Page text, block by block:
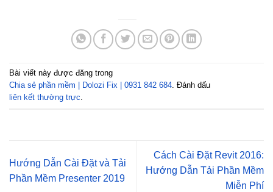
Bài viết này được đăng trong
Chia sẻ phần mềm | Dolozi Fix | 0931 842 684. Đánh dấu
liên kết thường trực.
Hướng Dẫn Cài Đặt và Tải
Phần Mềm Presenter 2019
Cách Cài Đặt Revit 2016:
Hướng Dẫn Tải Phần Mềm
Miễn Phí